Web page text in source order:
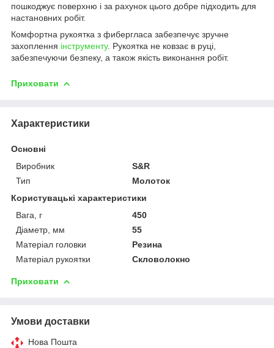
пошкоджує поверхню і за рахунок цього добре підходить для
настановних робіт.
Комфортна рукоятка з фибергласа забезпечує зручне
захоплення інструменту. Рукоятка не ковзає в руці,
забезпечуючи безпеку, а також якість виконання робіт.
Приховати
Характеристики
Основні
Виробник
S&R
Тип
Молоток
Користувацькі характеристики
Вага, г
450
Діаметр, мм
55
Матеріал головки
Резина
Матеріал рукоятки
Скловолокно
Приховати
Умови доставки
Нова Пошта